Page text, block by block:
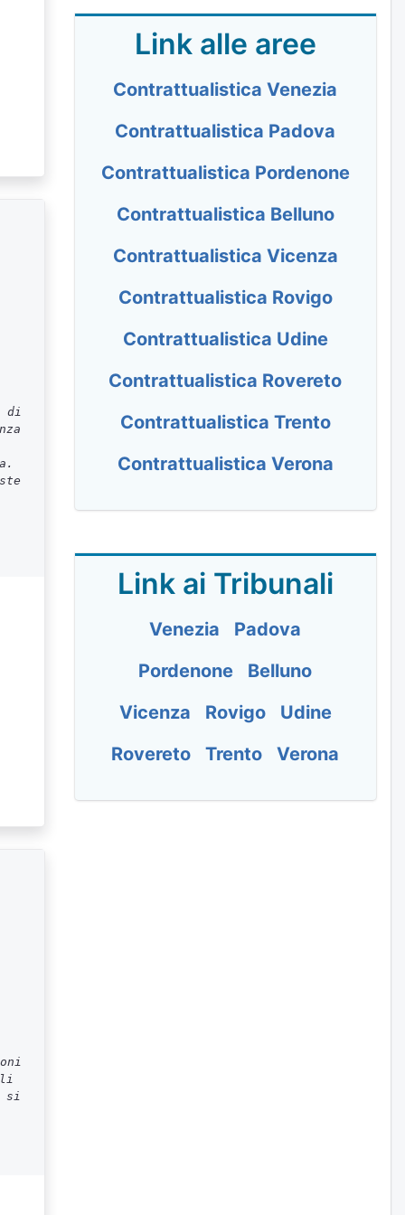
di
si
Link alle aree
Contrattualistica Venezia
Contrattualistica Padova
Contrattualistica Pordenone
Contrattualistica Belluno
Contrattualistica Vicenza
Contrattualistica Rovigo
Contrattualistica Udine
Contrattualistica Rovereto
Contrattualistica Trento
Contrattualistica Verona
Link ai Tribunali
Venezia
Padova
Pordenone
Belluno
Vicenza
Rovigo
Udine
Rovereto
Trento Verona